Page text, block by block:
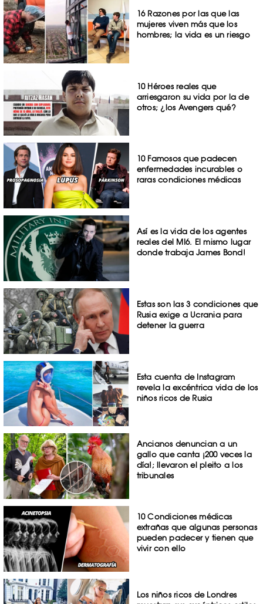
16 Razones por las que las
mujeres viven más que los
hombres; la vida es un riesgo
10 Héroes reales que
arriesgaron su vida por la de
otros; ¿los Avengers qué?
10 Famosos que padecen
enfermedades incurables o
raras condiciones médicas
Así es la vida de los agentes
reales del MI6. El mismo lugar
donde trabaja James Bond!
Estas son las 3 condiciones que
Rusia exige a Ucrania para
detener la guerra
Esta cuenta de Instagram
revela la excéntrica vida de los
niños ricos de Rusia
Ancianos denuncian a un
gallo que canta ¡200 veces la
día!; llevaron el pleito a los
tribunales
10 Condiciones médicas
extrañas que algunas personas
pueden padecer y tienen que
vivir con ello
Los niños ricos de Londres